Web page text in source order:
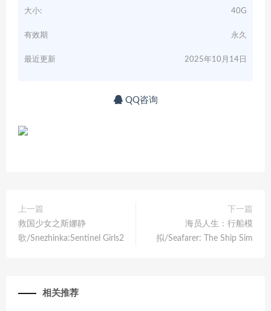
大小: 40G
有效期 永久
最近更新 2025年10月14日
QQ咨询
上一篇
救国少女之斯娜静
歌/Snezhinka:Sentinel Girls2
下一篇
海员人生：行船模
拟/Seafarer: The Ship Sim
相关推荐